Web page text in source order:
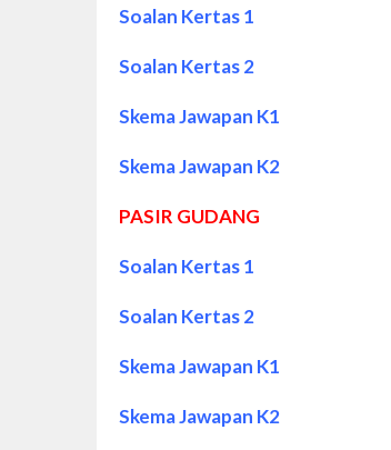
Soalan Kertas 1
Soalan Kertas 2
Skema Jawapan K1
Skema Jawapan K2
PASIR GUDANG
Soalan Kertas 1
Soalan Kertas 2
Skema Jawapan K1
Skema Jawapan K2